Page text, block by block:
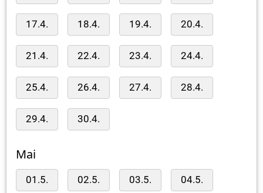
17.4. 18.4. 19.4. 20.4.
21.4. 22.4. 23.4. 24.4.
25.4. 26.4. 27.4. 28.4.
29.4. 30.4.
Mai
01.5. 02.5. 03.5. 04.5.